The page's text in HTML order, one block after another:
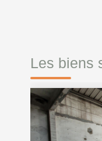
Les biens